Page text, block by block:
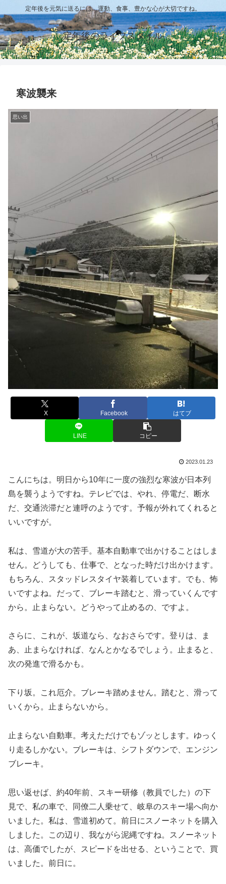
定年後を元気に送るには、運動、食事、豊かな心が大切ですね。
定年後のライフスタイル
寒波襲来
思い出
X Facebook はてブ
LINE コピー
2023.01.23
こんにちは。明日から10年に一度の強烈な寒波が日本列
島を襲うようですね。テレビでは、やれ、停電だ、断水
だ、交通渋滞だと連呼のようです。予報が外れてくれると
いいですが。
私は、雪道が大の苦手。基本自動車で出かけることはしま
せん。どうしても、仕事で、となった時だけ出かけます。
もちろん、スタッドレスタイヤ装着しています。でも、怖
いですよね。だって、ブレーキ踏むと、滑っていくんです
から。止まらない。どうやって止めるの、ですよ。
さらに、これが、坂道なら、なおさらです。登りは、ま
あ、止まらなければ、なんとかなるでしょう。止まると、
次の発進で滑るかも。
下り坂。これ厄介。ブレーキ踏めません。踏むと、滑って
いくから。止まらないから。
止まらない自動車。考えただけでもゾッとします。ゆっく
り走るしかない。ブレーキは、シフトダウンで、エンジン
ブレーキ。
思い返せば、約40年前、スキー研修（教員でした）の下
見で、私の車で、同僚二人乗せて、岐阜のスキー場へ向か
いました。私は、雪道初めて。前日にスノーネットを購入
しました。この辺り、我ながら泥縄ですね。スノーネット
は、高価でしたが、スピードを出せる、ということで、買
いました。前日に。